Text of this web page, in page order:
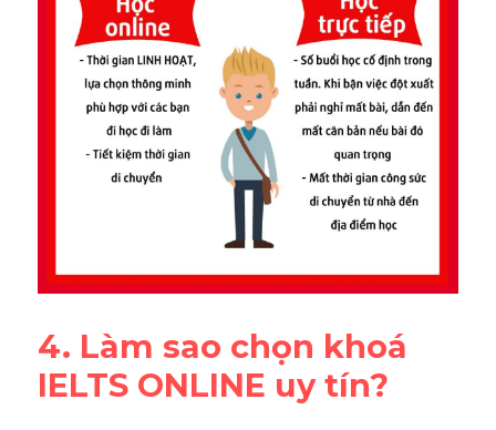
4. Làm sao chọn khoá
IELTS ONLINE uy tín?